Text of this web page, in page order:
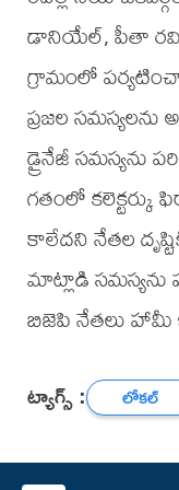
డానియేల్, పీతా రవి,
గ్రామంలో
ప్రజల సమస్యలను
డ్రైనేజీ సమస్యను
గతంలో కలెక్టర్కు
కాలేదని నేతల
మాట్లాడి సమస్యను
బిజెపి నేతలు హామీ
ట్యాగ్స్ : లోకల్